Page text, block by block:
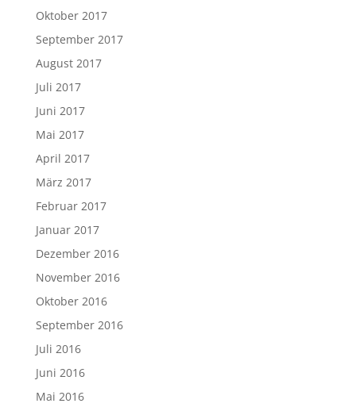
Oktober 2017
September 2017
August 2017
Juli 2017
Juni 2017
Mai 2017
April 2017
März 2017
Februar 2017
Januar 2017
Dezember 2016
November 2016
Oktober 2016
September 2016
Juli 2016
Juni 2016
Mai 2016